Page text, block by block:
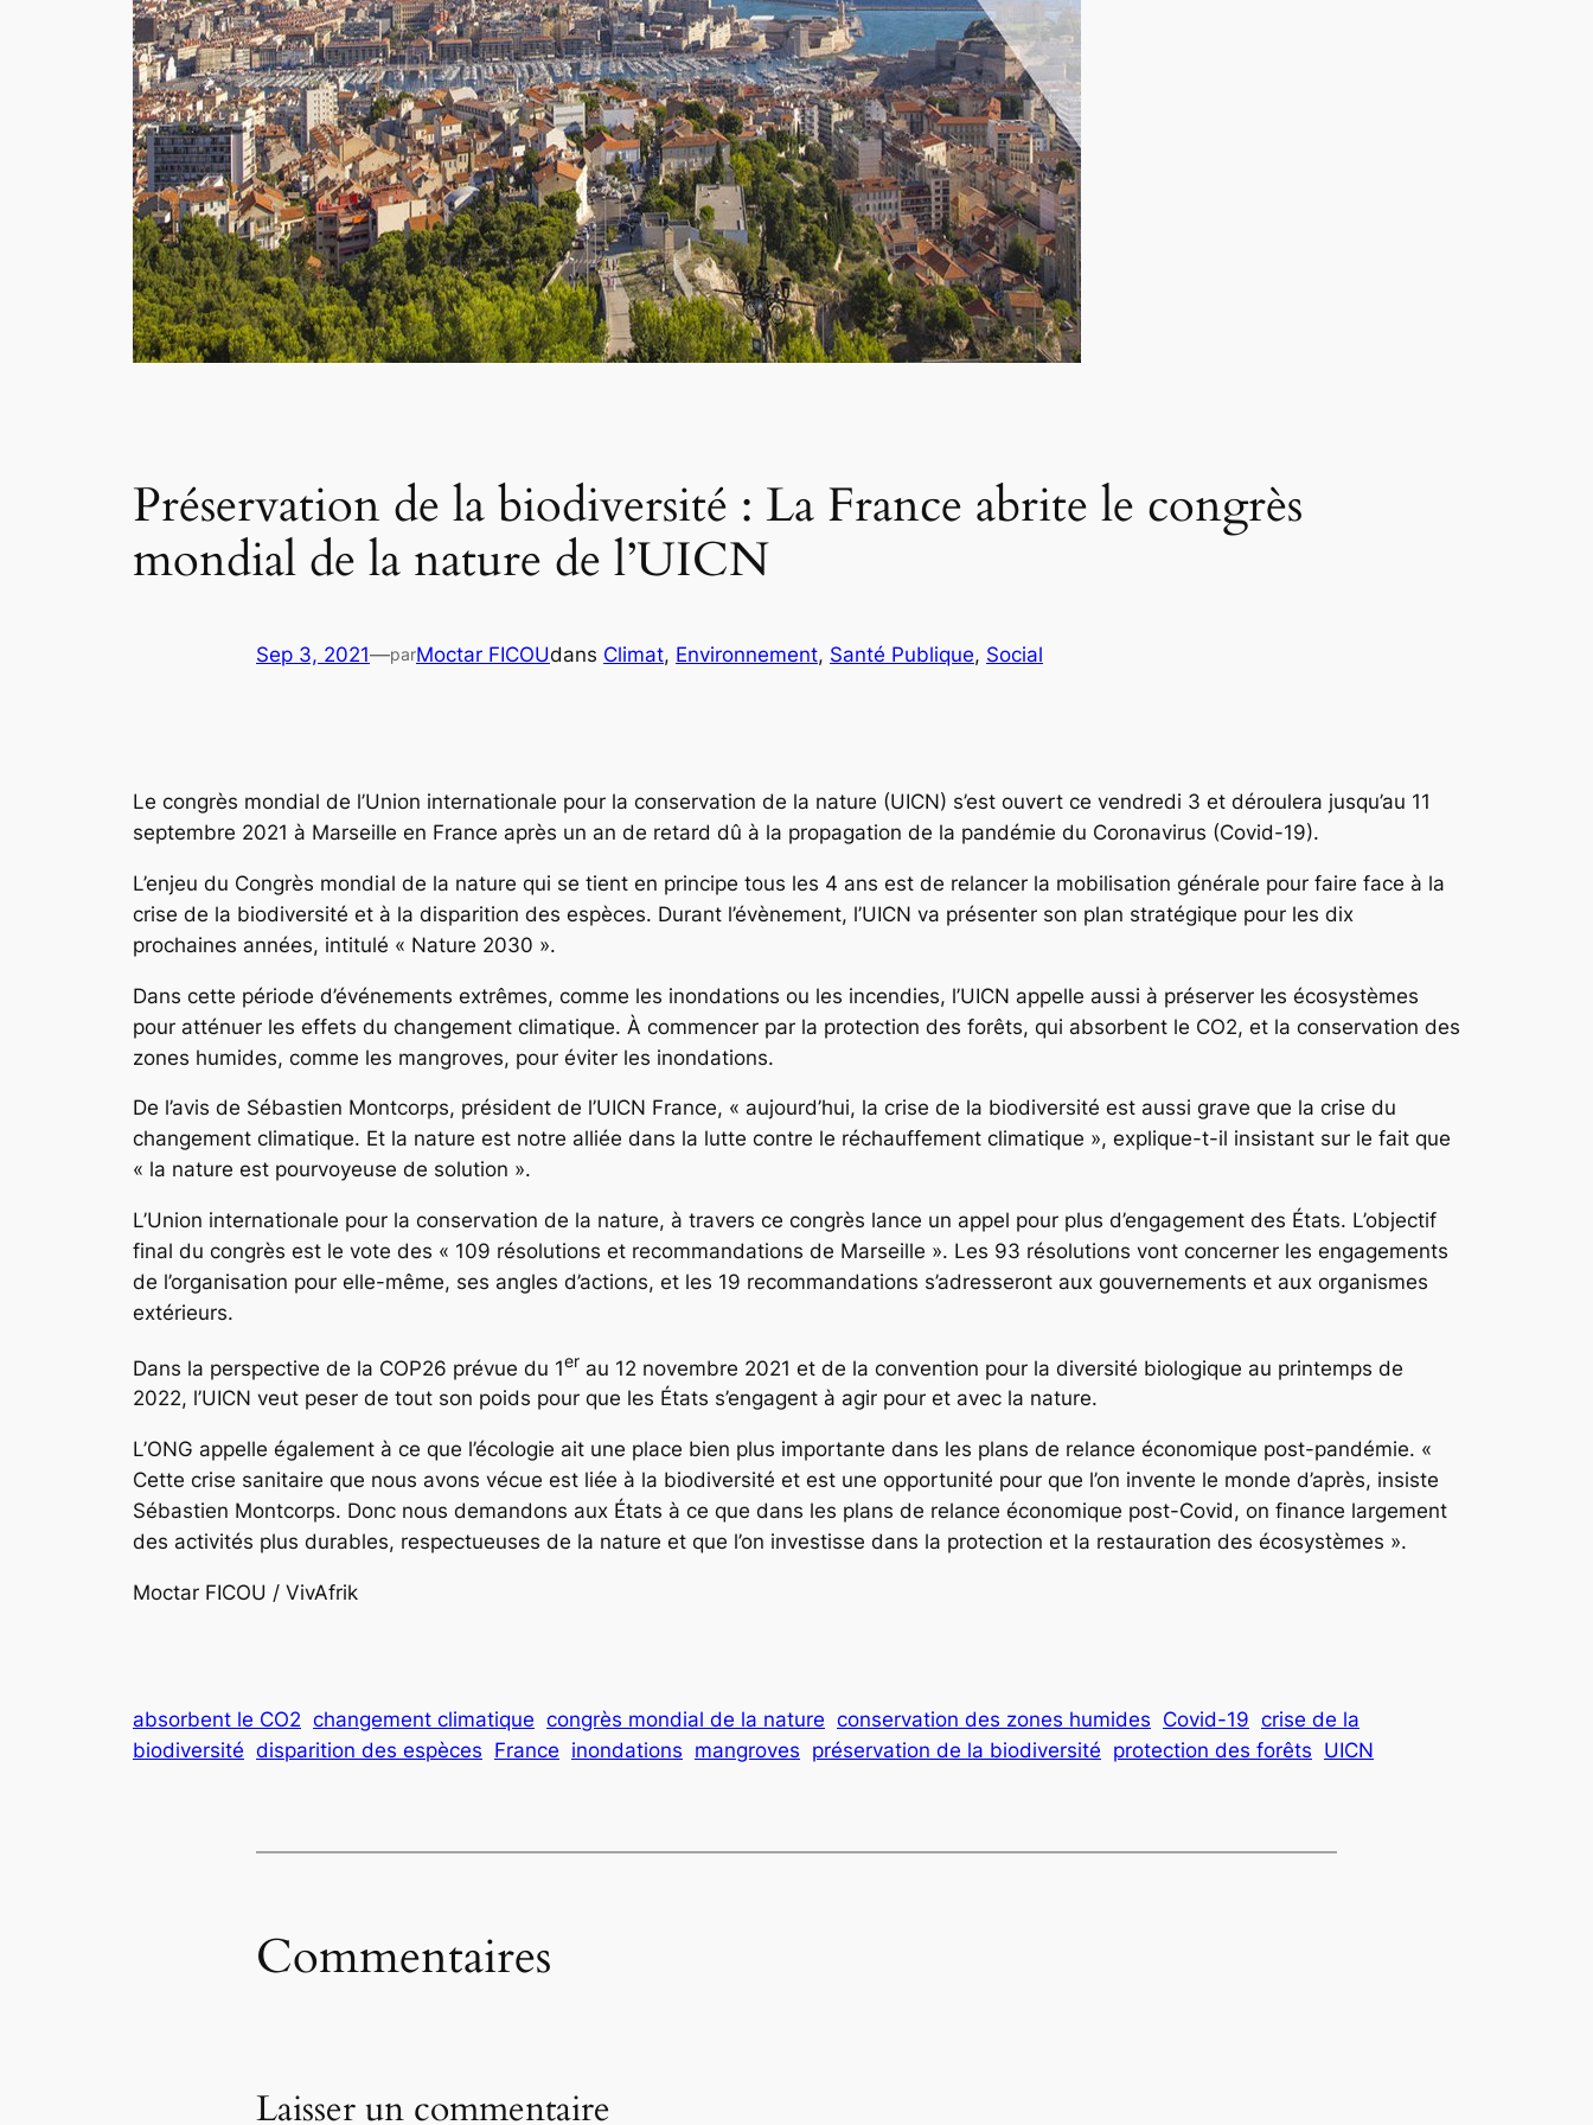
Préservation de la biodiversité : La France abrite le congrès
mondial de la nature de l’UICN
Sep 3, 2021—parMoctar FICOUdans Climat, Environnement, Santé Publique, Social
Le congrès mondial de l’Union internationale pour la conservation de la nature (UICN) s’est ouvert ce vendredi 3 et déroulera jusqu’au 11
septembre 2021 à Marseille en France après un an de retard dû à la propagation de la pandémie du Coronavirus (Covid-19).
L’enjeu du Congrès mondial de la nature qui se tient en principe tous les 4 ans est de relancer la mobilisation générale pour faire face à la
crise de la biodiversité et à la disparition des espèces. Durant l’évènement, l’UICN va présenter son plan stratégique pour les dix
prochaines années, intitulé « Nature 2030 ».
Dans cette période d’événements extrêmes, comme les inondations ou les incendies, l’UICN appelle aussi à préserver les écosystèmes
pour atténuer les effets du changement climatique. À commencer par la protection des forêts, qui absorbent le CO2, et la conservation des
zones humides, comme les mangroves, pour éviter les inondations.
De l’avis de Sébastien Montcorps, président de l’UICN France, « aujourd’hui, la crise de la biodiversité est aussi grave que la crise du
changement climatique. Et la nature est notre alliée dans la lutte contre le réchauffement climatique », explique-t-il insistant sur le fait que
« la nature est pourvoyeuse de solution ».
L’Union internationale pour la conservation de la nature, à travers ce congrès lance un appel pour plus d’engagement des États. L’objectif
final du congrès est le vote des « 109 résolutions et recommandations de Marseille ». Les 93 résolutions vont concerner les engagements
de l’organisation pour elle-même, ses angles d’actions, et les 19 recommandations s’adresseront aux gouvernements et aux organismes
extérieurs.
Dans la perspective de la COP26 prévue du 1er au 12 novembre 2021 et de la convention pour la diversité biologique au printemps de
2022, l’UICN veut peser de tout son poids pour que les États s’engagent à agir pour et avec la nature.
L’ONG appelle également à ce que l’écologie ait une place bien plus importante dans les plans de relance économique post-pandémie. «
Cette crise sanitaire que nous avons vécue est liée à la biodiversité et est une opportunité pour que l’on invente le monde d’après, insiste
Sébastien Montcorps. Donc nous demandons aux États à ce que dans les plans de relance économique post-Covid, on finance largement
des activités plus durables, respectueuses de la nature et que l’on investisse dans la protection et la restauration des écosystèmes ».
Moctar FICOU / VivAfrik
absorbent le CO2 changement climatique congrès mondial de la nature conservation des zones humides Covid-19 crise de la
biodiversité disparition des espèces France inondations mangroves préservation de la biodiversité protection des forêts UICN
Commentaires
Laisser un commentaire